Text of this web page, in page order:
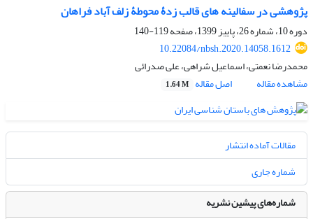
پژوهشی در سفالینه های قالب زدۀ محوطۀ زلف آباد فراهان
دوره 10، شماره 26، پاییز 1399، صفحه
119-140
10.22084/nbsh.2020.14058.1612
محمدرضا نعمتی، اسماعیل شراهی، علی صدرائی
مشاهده مقاله
اصل مقاله 1.64 M
مقالات آماده انتشار
شماره جاری
شماره‌های پیشین نشریه